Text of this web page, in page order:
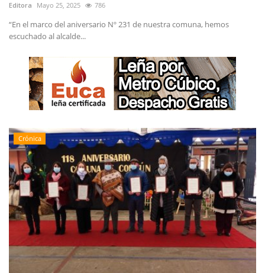
Editora Mayo 25, 2025 786
“En el marco del aniversario Nº 231 de nuestra comuna, hemos
escuchado al alcalde...
Crónica